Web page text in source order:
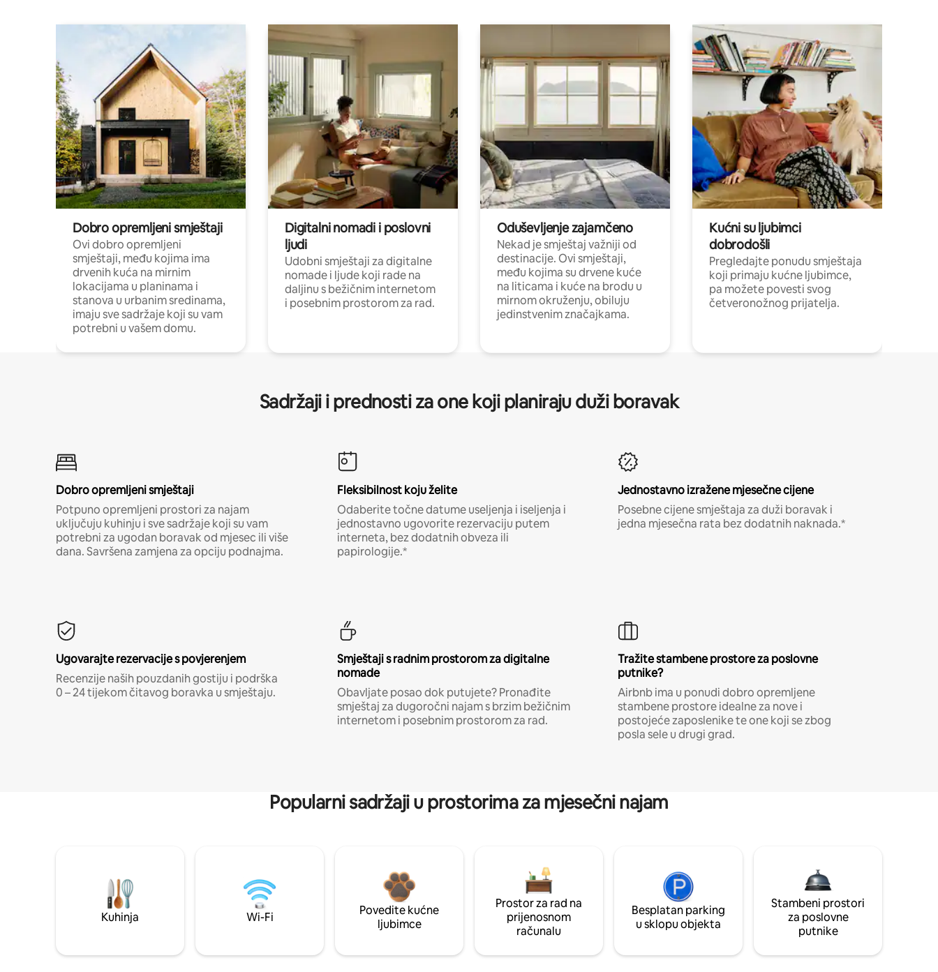
Dobro opremljeni smještaji
Ovi dobro opremljeni
smještaji, među kojima ima
drvenih kuća na mirnim
lokacijama u planinama i
stanova u urbanim sredinama,
imaju sve sadržaje koji su vam
potrebni u vašem domu.
Digitalni nomadi i poslovni
ljudi
Udobni smještaji za digitalne
nomade i ljude koji rade na
daljinu s bežičnim internetom
i posebnim prostorom za rad.
Oduševljenje zajamčeno
Nekad je smještaj važniji od
destinacije. Ovi smještaji,
među kojima su drvene kuće
na liticama i kuće na brodu u
mirnom okruženju, obiluju
jedinstvenim značajkama.
Kućni su ljubimci
dobrodošli
Pregledajte ponudu smještaja
koji primaju kućne ljubimce,
pa možete povesti svog
četveronožnog prijatelja.
Sadržaji i prednosti za one koji planiraju duži boravak
Dobro opremljeni smještaji
Potpuno opremljeni prostori za najam
uključuju kuhinju i sve sadržaje koji su vam
potrebni za ugodan boravak od mjesec ili više
dana. Savršena zamjena za opciju podnajma.
Fleksibilnost koju želite
Odaberite točne datume useljenja i iseljenja i
jednostavno ugovorite rezervaciju putem
interneta, bez dodatnih obveza ili
papirologije.*
Jednostavno izražene mjesečne cijene
Posebne cijene smještaja za duži boravak i
jedna mjesečna rata bez dodatnih naknada.*
Ugovarajte rezervacije s povjerenjem
Recenzije naših pouzdanih gostiju i podrška
0 – 24 tijekom čitavog boravka u smještaju.
Smještaji s radnim prostorom za digitalne
nomade
Obavljate posao dok putujete? Pronađite
smještaj za dugoročni najam s brzim bežičnim
internetom i posebnim prostorom za rad.
Tražite stambene prostore za poslovne
putnike?
Airbnb ima u ponudi dobro opremljene
stambene prostore idealne za nove i
postojeće zaposlenike te one koji se zbog
posla sele u drugi grad.
Popularni sadržaji u prostorima za mjesečni najam
Kuhinja Wi-Fi
Povedite kućne
ljubimce
Prostor za rad na
prijenosnom
računalu
Besplatan parking
u sklopu objekta
Stambeni prostori
za poslovne
putnike